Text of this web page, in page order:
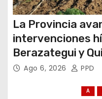
La Provincia
intervenciones
Berazategui y
Ago 6, 2026 PPD
A